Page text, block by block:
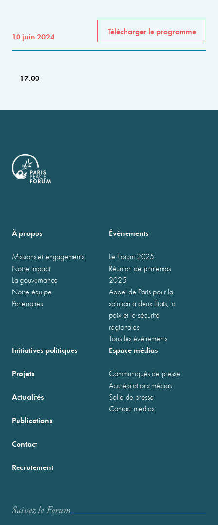
10 juin 2024
Télécharger le programme
17:00
À propos
Missions et engagements
Notre impact
La gouvernance
Notre équipe
Partenaires
Événements
Le Forum 2025
Réunion de printemps
2025
Appel de Paris pour la
solution à deux États, la
paix et la sécurité
régionales
Tous les événements
Initiatives politiques
Projets
Actualités
Publications
Espace médias
Communiqués de presse
Accréditations médias
Salle de presse
Contact médias
Contact
Recrutement
Suivez le Forum